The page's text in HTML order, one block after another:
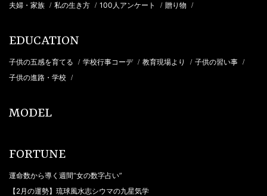
夫婦・家族 / 私の生き方 / 100人アンケート / 贈り物 /
EDUCATION
子供の五感を育てる / 学校行事コーデ / 教育現場より / 子供の習い事 /
子供の進路・学校 /
MODEL
FORTUNE
運命数から導く週間“女の数字占い”
【2月の運勢】琉球風水志シウマの九星気学